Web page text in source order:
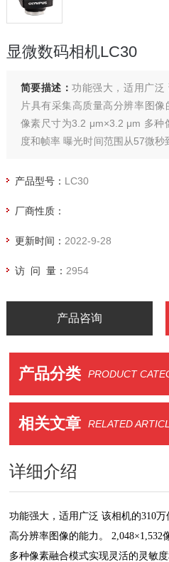
显微数码相机LC30
简要描述：功能强大，适用广泛
片具有采集高质量高分辨率图像
像素尺寸为3.2 μm×3.2 μm 多种
度和帧率 曝光时间范围从57微
对焦。3×3像素融合模式能够以
产品型号： LC30
厂商性质：
更新时间： 2022-9-28
访 问 量： 2954
产品咨询
产品分类 PRODUCT
相关文章 RELATED
详细介绍
功能强大，适用广泛 该相机的310
高分辨率图像的能力。 2,048×1,532
多种像素融合模式实现灵活的灵敏